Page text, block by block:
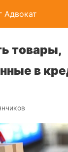
Адвокат
товары,
в